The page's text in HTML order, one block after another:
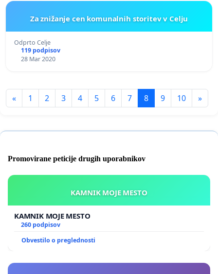
Za znižanje cen komunalnih storitev v Celju
Odprto Celje
119 podpisov
28 Mar 2020
« 1 2 3 4 5 6 7 8 9 10 »
Promovirane peticije drugih uporabnikov
KAMNIK MOJE MESTO
KAMNIK MOJE MESTO
260 podpisov
Obvestilo o preglednosti